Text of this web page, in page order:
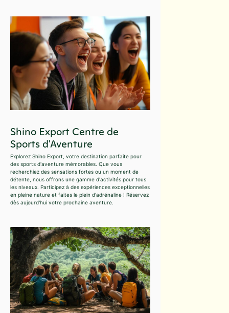
Shino Export Centre de
Sports d'Aventure
Explorez Shino Export, votre destination parfaite pour
des sports d'aventure mémorables. Que vous
recherchiez des sensations fortes ou un moment de
détente, nous offrons une gamme d'activités pour tous
les niveaux. Participez à des expériences exceptionnelles
en pleine nature et faites le plein d'adrénaline ! Réservez
dès aujourd'hui votre prochaine aventure.